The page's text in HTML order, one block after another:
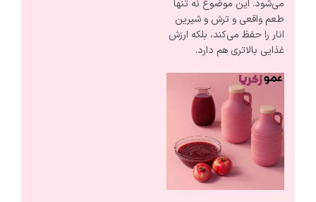
می‌شود. این موضوع نه تنها
طعم واقعی و ترش و شیرین
انار را حفظ می‌کند، بلکه ارزش
غذایی بالاتری هم دارد.